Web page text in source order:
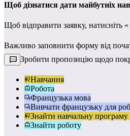
Щоб дізнатися дати майбутніх
Щоб відправити заявку, натисніть
Важливо заповнити форму від
Зробити пропозицію щодо
Навчання
Робота
Французька мова
Вивчати французьку для
Знайти навчальну
Знайти роботу